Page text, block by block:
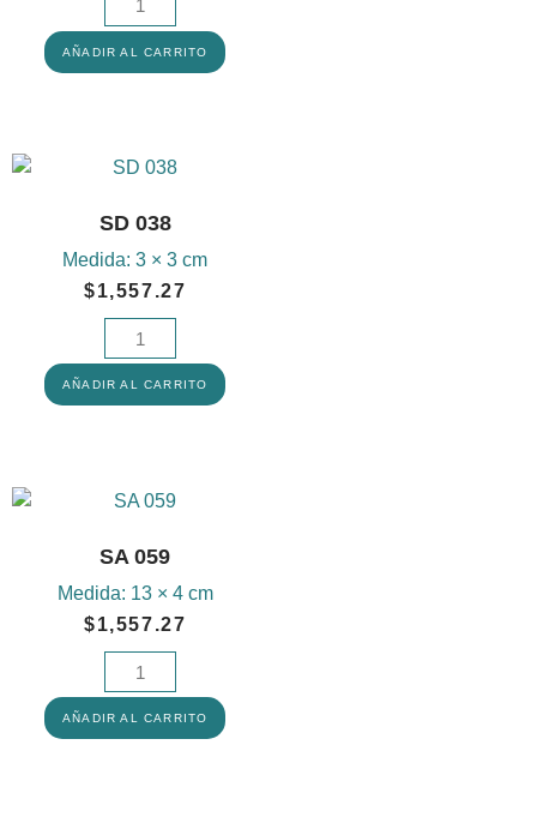
AÑADIR AL CARRITO
SD 038
Medida:3 × 3 cm
$1,557.27
AÑADIR AL CARRITO
SA 059
Medida: 13 × 4 cm
$1,557.27
AÑADIR AL CARRITO